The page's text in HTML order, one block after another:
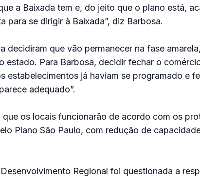
a Baixada tem e, do jeito que o plano está,
para se dirigir à Baixada”, diz Barbosa.
decidiram que vão permanecer na fase
estado. Para Barbosa, decidir fechar o
estabelecimentos já haviam se programado e
adequado”.
que os locais funcionarão de acordo com os
Plano São Paulo, com redução de
Regional foi questionada a